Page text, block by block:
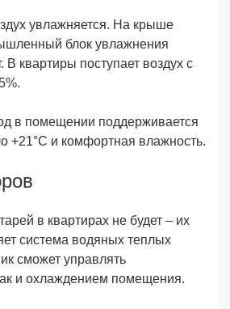
увлажняется. На крыше
блок увлажнения
В квартиры поступает воздух с
в помещении поддерживается
+21°C и комфортная влажность.
в квартирах не будет – их
система водяных теплых
сможет управлять
и охлаждением помещения.